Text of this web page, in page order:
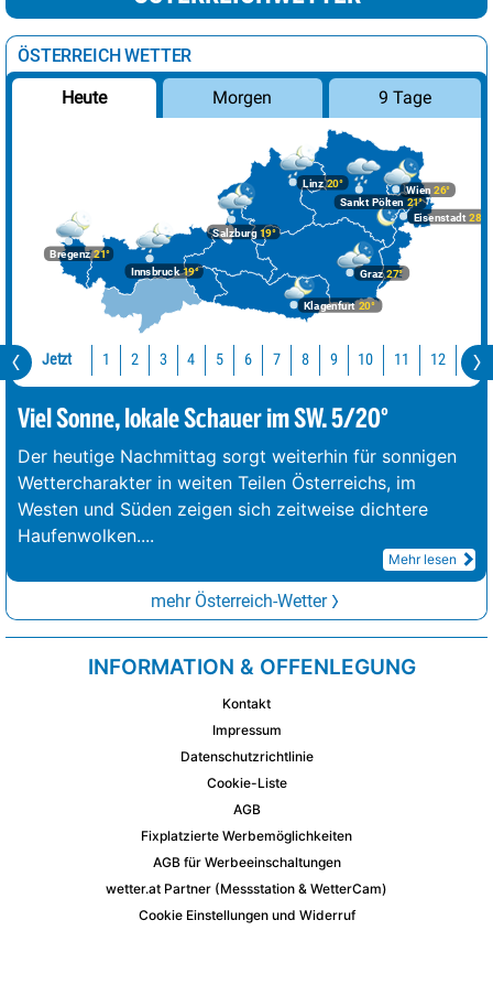
ÖSTERREICH WETTER
Heute Morgen 9 Tage
Bregenz21°
Graz27°
Innsbruck19°
Klagenfurt 20°
Linz20°
Salzburg19°
Wien 26°
Eisenstadt 28°
Sankt Pölten 21°
Jetzt 1 2 3 4 5 6 7 8 9 10 11 12 13
Viel Sonne, lokale Schauer im SW. 5/20°
Der heutige Nachmittag sorgt weiterhin für sonnigen
Wettercharakter in weiten Teilen Österreichs, im
Westen und Süden zeigen sich zeitweise dichtere
Haufenwolken....
Mehr lesen
mehr Österreich-Wetter
INFORMATION & OFFENLEGUNG
Kontakt
Impressum
Datenschutzrichtlinie
Cookie-Liste
AGB
Fixplatzierte Werbemöglichkeiten
AGB für Werbeeinschaltungen
wetter.at Partner (Messstation & WetterCam)
Cookie Einstellungen und Widerruf